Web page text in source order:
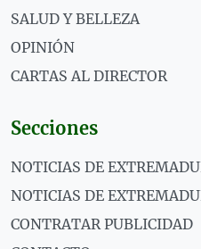
SALUD Y BELLEZA
OPINIÓN
CARTAS AL DIRECTOR
Secciones
NOTICIAS DE
NOTICIAS DE
CONTRATAR PUBLICIDAD